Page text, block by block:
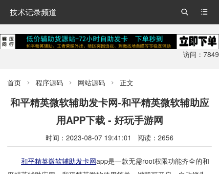
技术记录频道 

访问：7849
首页  程序源码  网站源码  正文
和平精英微软辅助发卡网-和平精英微软辅助应
用APP下载 - 好玩手游网
时间：2023-08-07 19:41:01 阅读：2656
和平精英微软辅助发卡网app是一款无需root权限功能齐全的和